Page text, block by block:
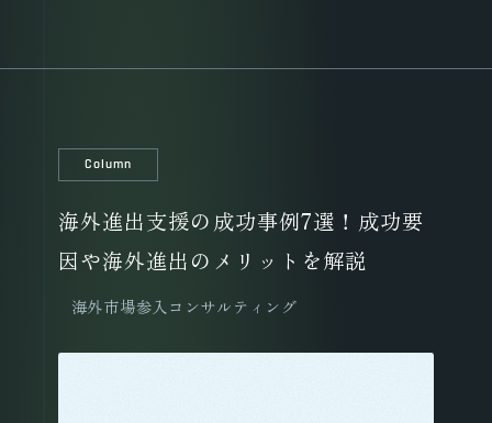
Column
海外進出支援の成功事例7選！成功要
因や海外進出のメリットを解説
海外市場参入コンサルティング